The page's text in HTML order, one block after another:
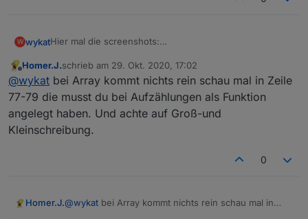
W wykatHier mal die screenshots:
Offline
Homer.J.schrieb am 29. Okt. 2020, 17:02
zuletzt editiert von
@wykat bei Array kommt nichts rein schau mal in Zeile
77-79 die musst du bei Aufzählungen als Funktion
angelegt haben. Und achte auf Groß-und
Kleinschreibung.
0
Homer.J.@wykat bei Array kommt nichts rein schau mal in